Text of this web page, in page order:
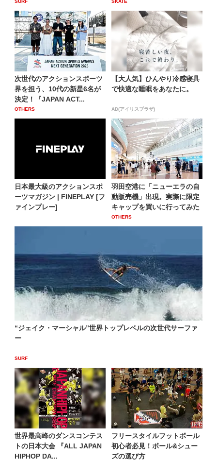
SURF SKATE
次世代のアクションスポーツ
界を担う、10代の新星6名が
決定！『JAPAN ACT...
OTHERS
【大人気】ひんやり冷感寝具
で快適な睡眠をあなたに。
AD(アイリスプラザ)
日本最大級のアクションスポ
ーツマガジン | FINEPLAY [フ
ァインプレー]
羽田空港に「ニューエラの自
動販売機」出現。実際に限定
キャップを買いに行ってみた
OTHERS
“ジェイク・マーシャル”世界トップレベルの次世代サーファ
ー
SURF
世界最高峰のダンスコンテス
トの日本大会 『ALL JAPAN
HIPHOP DA...
フリースタイルフットボール
初心者必見！ボール&シュー
ズの選び方